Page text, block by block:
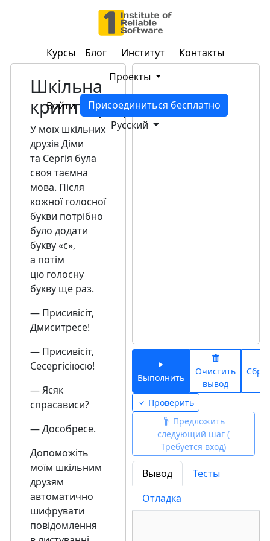
Курсы Блог Институт
Контакты
Проекты
Войти
Присоединиться бесплатно
Русский
Шкільна
криптографія
У моїх шкільних
друзів Діми
та Сергія була
своя таємна
мова. Після
кожної голосної
букви потрібно
було додати
букву «с»,
а потім
цю голосну
букву ще раз.
— Присивісіт,
Дмиситресе!
— Присивісіт,
Сесергісіюсю!
— Ясяк
спрасависи?
— Дособресе.
Допоможіть
моїм шкільним
друзям
автоматично
шифрувати
повідомлення
Выполнить
Очистить
вывод
Проверить
следующий шаг (
Требуется вход)
Вывод
Тесты
Отладка